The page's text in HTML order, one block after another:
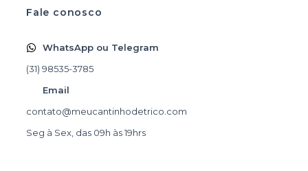
Fale conosco
WhatsApp ou Telegram
(31) 98535-3785
Email
contato@meucantinhodetrico.com
Seg à Sex, das 09h às 19hrs